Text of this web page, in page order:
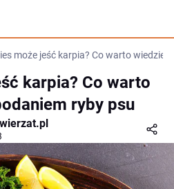
może jeść karpia? Co warto
karpia? Co warto
ryby psu